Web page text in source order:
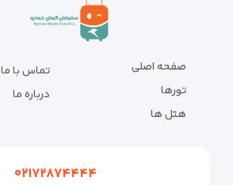
صفحه اصلی
تورها
هتل ها
تماس با ما
درباره ما
۰۲۱۷۲۸۷۴۴۴۴